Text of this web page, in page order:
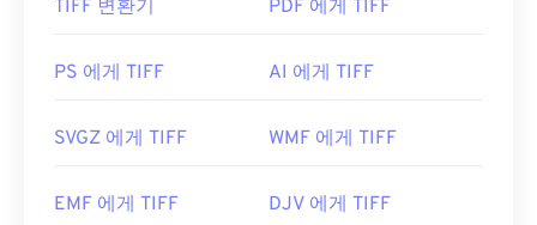
으로는 GNU Image Manipulation Program(
지 않습니다. 이를 해결하기 위해 PSD는 데이터를 압
다. 대부분의 경우
손실 압축을제공하는JPEG
TIFF 파일을 어떻게 여나요?
TIFF 파일을 여는 데 가장 많이 사용되는 프로그램은
Preview입니다. 무료로 사용할 수 있는 독립 프로그
램으로는 XnView MP
가 있습니다. TIFF 파일을 여는
램을 사용할 수도 있습니다.
TIFF 변환기 PDF 에게 TIFF
PS 에게 TIFF AI 에게 TIFF
SVGZ 에게 TIFF WMF 에게 TIFF
EMF 에게 TIFF DJV 에게 TIFF